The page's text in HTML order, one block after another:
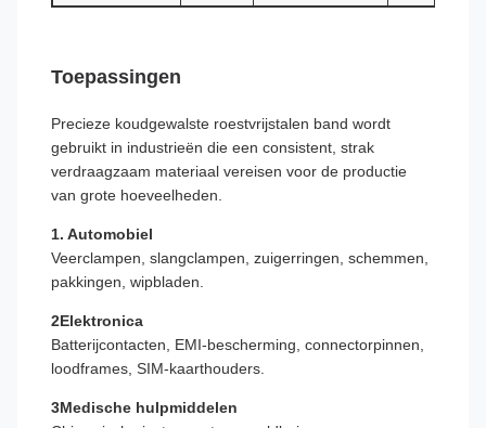
Toepassingen
Precieze koudgewalste roestvrijstalen band wordt
gebruikt in industrieën die een consistent, strak
verdraagzaam materiaal vereisen voor de productie
van grote hoeveelheden.
1. Automobiel
Veerclampen, slangclampen, zuigerringen, schemmen,
pakkingen, wipbladen.
2Elektronica
Batterijcontacten, EMI-bescherming, connectorpinnen,
loodframes, SIM-kaarthouders.
3Medische hulpmiddelen